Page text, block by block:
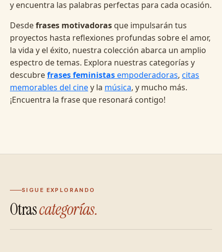
y encuentra las palabras perfectas para cada ocasión.
Desdefrases motivadoras que impulsarán tus
proyectos hasta reflexiones profundas sobre el amor,
la vida y el éxito, nuestra colección abarca un amplio
espectro de temas. Explora nuestras categorías y
descubrefrases feministasempoderadoras, citas
memorables del ciney la música, y mucho más.
¡Encuentra la frase que resonará contigo!
SIGUE EXPLORANDO
Otrascategorías.